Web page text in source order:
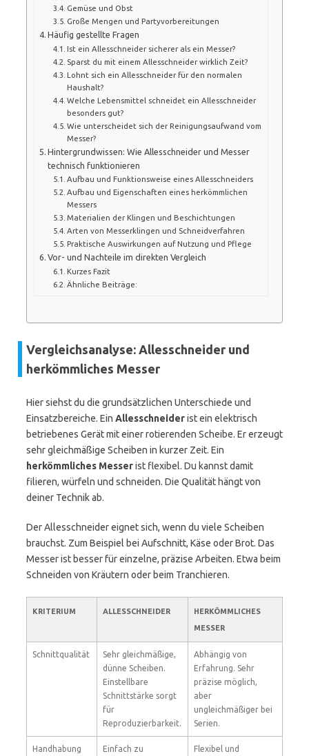
Gemüse und Obst
Große Mengen und Partyvorbereitungen
Häufig gestellte Fragen
Ist ein Allesschneider sicherer als ein Messer?
Sparst du mit einem Allesschneider wirklich Zeit?
Lohnt sich ein Allesschneider für den normalen
Haushalt?
Welche Lebensmittel schneidet ein Allesschneider
besonders gut?
Wie unterscheidet sich der Reinigungsaufwand vom
Messer?
Hintergrundwissen: Wie Allesschneider und Messer
technisch funktionieren
Aufbau und Funktionsweise eines Allesschneiders
Aufbau und Eigenschaften eines herkömmlichen
Messers
Materialien der Klingen und Beschichtungen
Arten von Messerklingen und Schneidverfahren
Praktische Auswirkungen auf Nutzung und Pflege
Vor- und Nachteile im direkten Vergleich
Kurzes Fazit
Ähnliche Beiträge:
Vergleichsanalyse: Allesschneider und
herkömmliches Messer
Hier siehst du die grundsätzlichen Unterschiede und
Einsatzbereiche. Ein Allesschneiderist ein elektrisch
betriebenes Gerät mit einer rotierenden Scheibe. Er erzeugt
sehr gleichmäßige Scheiben in kurzer Zeit. Ein
herkömmliches Messerist flexibel. Du kannst damit
filieren, würfeln und schneiden. Die Qualität hängt von
deiner Technik ab.
Der Allesschneider eignet sich, wenn du viele Scheiben
brauchst. Zum Beispiel bei Aufschnitt, Käse oder Brot. Das
Messer ist besser für einzelne, präzise Arbeiten. Etwa beim
Schneiden von Kräutern oder beim Tranchieren.
KRITERIUM ALLESSCHNEIDER
HERKÖMMLICHES
MESSER
Schnittqualität
Sehr gleichmäßige,
dünne Scheiben.
Einstellbare
Schnittstärke sorgt
für
Reproduzierbarkeit.
Abhängig von
Erfahrung. Sehr
präzise möglich,
aber
ungleichmäßiger bei
Serien.
Handhabung
Einfach zu
Flexibel und